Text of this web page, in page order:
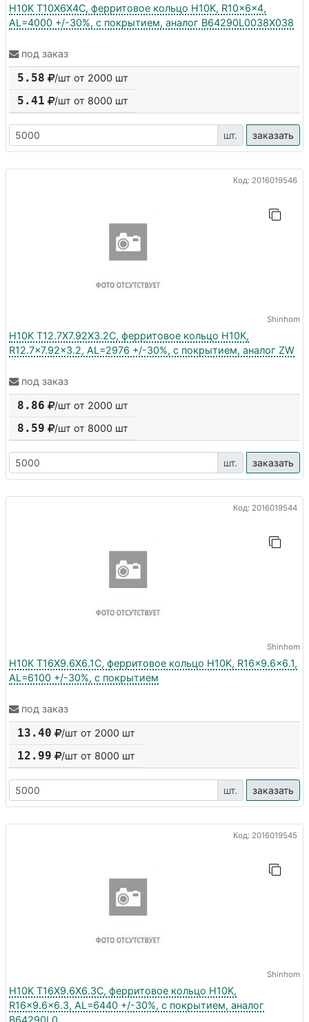
H10K T10X6X4C, ферритовое кольцо H10K, R10x6x4,
AL=4000 +/-30%, с покрытием, аналог B64290L0038X038
под заказ
5.58 /шт от 2000 шт
5.41 /шт от 8000 шт
шт. заказать
Код: 2016019546
Shinhom
H10K T12.7X7.92X3.2C, ферритовое кольцо H10K,
R12.7x7.92x3.2, AL=2976 +/-30%, с покрытием, аналог ZW
под заказ
8.86 /шт от 2000 шт
8.59 /шт от 8000 шт
шт. заказать
Код: 2016019544
Shinhom
H10K T16X9.6X6.1C, ферритовое кольцо H10K, R16x9.6x6.1,
AL=6100 +/-30%, с покрытием
под заказ
13.40 /шт от 2000 шт
12.99 /шт от 8000 шт
шт. заказать
Код: 2016019545
Shinhom
H10K T16X9.6X6.3C, ферритовое кольцо H10K,
R16x9.6x6.3, AL=6440 +/-30%, с покрытием, аналог
B64290L0